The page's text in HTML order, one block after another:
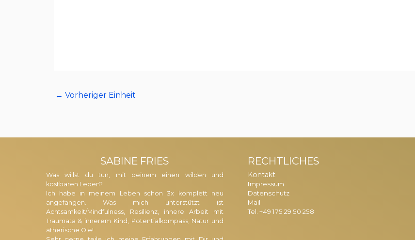
← Vorheriger Einheit
SABINE FRIES
Was willst du tun, mit deinem einen wilden und
kostbaren Leben?
Ich habe in meinem Leben schon 3x komplett neu
angefangen. Was mich unterstützt ist
Achtsamkeit/Mindfulness, Resilienz, innere Arbeit mit
Traumata & innerem Kind, Potentialkompass, Natur und
ätherische Öle!
RECHTLICHES
Kontakt
Impressum
Datenschutz
Mail
Tel. +49 175 29 50 258